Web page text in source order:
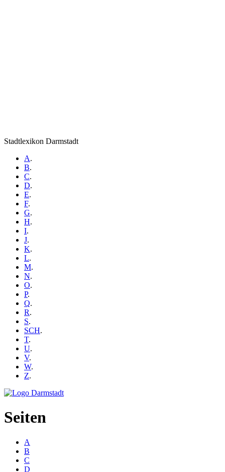
Stadtlexikon Darmstadt
A.
B.
C.
D.
E.
F.
G.
H.
I.
J.
K.
L.
M.
N.
O.
P.
Q.
R.
S.
SCH.
T.
U.
V.
W.
Z.
Seiten
A
B
C
D